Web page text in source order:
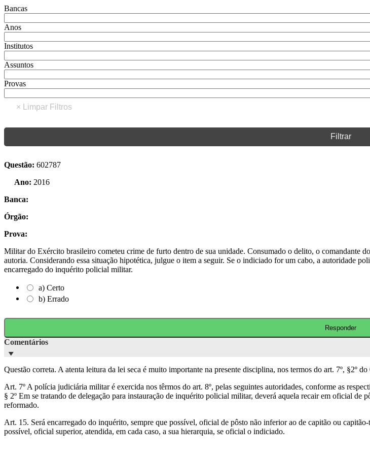
Bancas
Anos
Institutos
Assuntos
Provas
Questão: 602787
Ano: 2016
Banca:
Órgão:
Prova:
Militar do Exército brasileiro cometeu crime de furto dentro de sua unidade. Consumado o delito, o comandante
autoria. Considerando essa situação hipotética, julgue o item a seguir. Se o indiciado for um cabo, a autoridade
encarregado do inquérito policial militar.
a) Certo
b) Errado
Comentários
Questão correta. A atenta leitura da lei seca é muito importante na presente disciplina, nos termos do art. 7º, §2º
Art. 7º A polícia judiciária militar é exercida nos têrmos do art. 8º, pelas seguintes autoridades, conforme as
§ 2º Em se tratando de delegação para instauração de inquérito policial militar, deverá aquela recair em oficial
reformado.
Art. 15. Será encarregado do inquérito, sempre que possível, oficial de pôsto não inferior ao de capitão ou
possível, oficial superior, atendida, em cada caso, a sua hierarquia, se oficial o indiciado.